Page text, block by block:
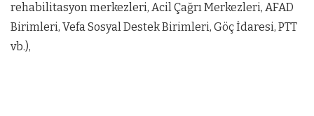
rehabilitasyon merkezleri, Acil Çağrı Merkezleri, AFAD
Birimleri, Vefa Sosyal Destek Birimleri, Göç İdaresi, PTT
vb.),